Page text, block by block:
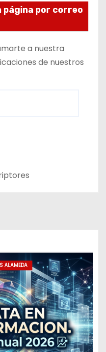
por correo
a nuestra
de nuestros
ALAMEDA